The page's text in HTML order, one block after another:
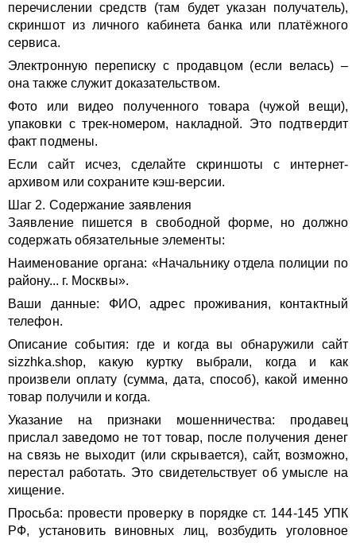
перечислении средств (там будет указан получатель),
скриншот из личного кабинета банка или платёжного
сервиса.
Электронную переписку с продавцом (если велась) –
она также служит доказательством.
Фото или видео полученного товара (чужой вещи),
упаковки с трек-номером, накладной. Это подтвердит
факт подмены.
Если сайт исчез, сделайте скриншоты с интернет-
архивом или сохраните кэш-версии.
Шаг 2. Содержание заявления
Заявление пишется в свободной форме, но должно
содержать обязательные элементы:
Наименование органа: «Начальнику отдела полиции по
району... г. Москвы».
Ваши данные: ФИО, адрес проживания, контактный
телефон.
Описание события: где и когда вы обнаружили сайт
sizzhka.shop, какую куртку выбрали, когда и как
произвели оплату (сумма, дата, способ), какой именно
товар получили и когда.
Указание на признаки мошенничества: продавец
прислал заведомо не тот товар, после получения денег
на связь не выходит (или скрывается), сайт, возможно,
перестал работать. Это свидетельствует об умысле на
хищение.
Просьба: провести проверку в порядке ст. 144-145 УПК
РФ, установить виновных лиц, возбудить уголовное